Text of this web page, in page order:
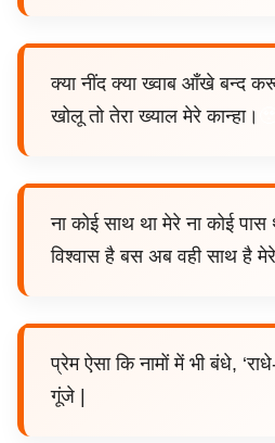
क्या नींद क्या ख्वाब आँखे बन्द
खोलू तो तेरा ख्याल मेरे कान्हा।
ना कोई साथ था मेरे ना कोई
विश्वास है बस अब वही साथ है
प्रेम ऐसा कि नामों में भी बंधे,
गूंजे |